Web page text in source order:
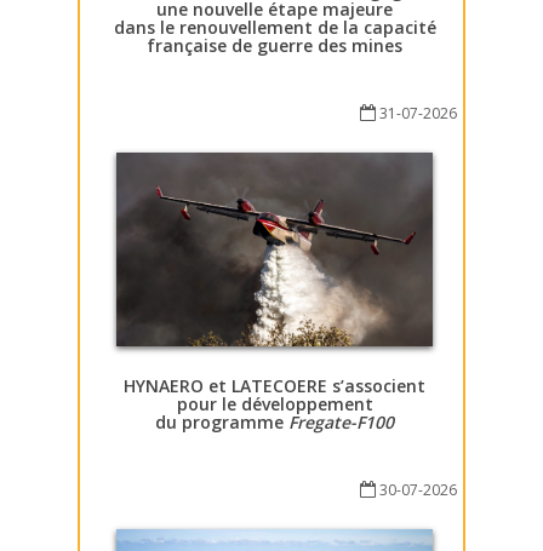
une nouvelle étape majeure
dans le renouvellement de la capacité
française de guerre des mines
31-07-2026
HYNAERO et LATECOERE s’associent
pour le développement
du programme Fregate-F100
30-07-2026